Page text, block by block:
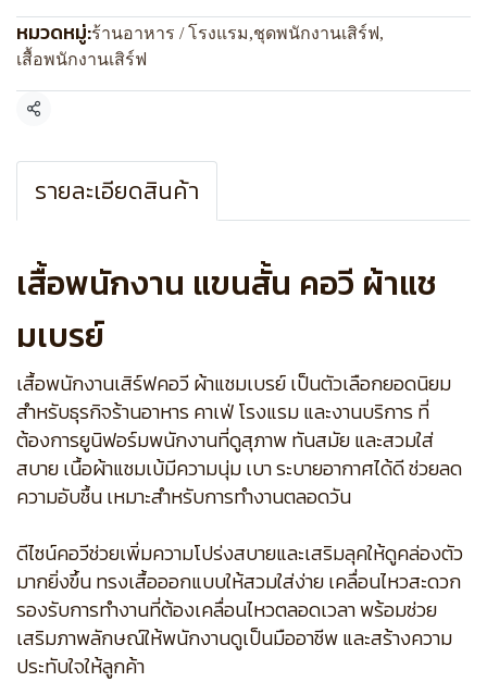
หมวดหมู่:ร้านอาหาร / โรงแรม,ชุดพนักงานเสิร์ฟ,
เสื้อพนักงานเสิร์ฟ
แชร์
รายละเอียดสินค้า
เสื้อพนักงาน แขนสั้น คอวี ผ้าแช
มเบรย์
เสื้อพนักงานเสิร์ฟคอวี ผ้าแชมเบรย์ เป็นตัวเลือกยอดนิยม
สำหรับธุรกิจร้านอาหาร คาเฟ่ โรงแรม และงานบริการ ที่
ต้องการยูนิฟอร์มพนักงานที่ดูสุภาพ ทันสมัย และสวมใส่
สบาย เนื้อผ้าแชมเบ้มีความนุ่ม เบา ระบายอากาศได้ดี ช่วยลด
ความอับชื้น เหมาะสำหรับการทำงานตลอดวัน
ดีไซน์คอวีช่วยเพิ่มความโปร่งสบายและเสริมลุคให้ดูคล่องตัว
มากยิ่งขึ้น ทรงเสื้อออกแบบให้สวมใส่ง่าย เคลื่อนไหวสะดวก
รองรับการทำงานที่ต้องเคลื่อนไหวตลอดเวลา พร้อมช่วย
เสริมภาพลักษณ์ให้พนักงานดูเป็นมืออาชีพ และสร้างความ
ประทับใจให้ลูกค้า